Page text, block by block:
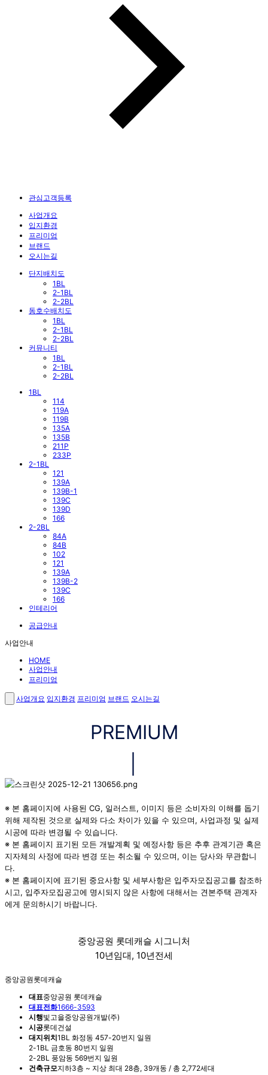
관심고객등록
사업개요
입지환경
프리미엄
브랜드
오시는길
단지배치도
1BL
2-1BL
2-2BL
동호수배치도
1BL
2-1BL
2-2BL
커뮤니티
1BL
2-1BL
2-2BL
1BL
114
119A
119B
135A
135B
211P
233P
2-1BL
121
139A
139B-1
139C
139D
166
2-2BL
84A
84B
102
121
139A
139B-2
139C
166
인테리어
공급안내
사업안내
HOME
사업안내
프리미엄
사업개요 입지환경 프리미엄 브랜드 오시는길
PREMIUM
※ 본 홈페이지에 사용된 CG, 일러스트, 이미지 등은 소비자의 이해를 돕기
위해 제작된 것으로 실제와 다소 차이가 있을 수 있으며, 사업과정 및 실제
시공에 따라 변경될 수 있습니다.
※ 본 홈페이지 표기된 모든 개발계획 및 예정사항 등은 추후 관계기관 혹은
지자체의 사정에 따라 변경 또는 취소될 수 있으며, 이는 당사와 무관합니
다.
※ 본 홈페이지에 표기된 중요사항 및 세부사항은 입주자모집공고를 참조하
시고, 입주자모집공고에 명시되지 않은 사항에 대해서는 견본주택 관계자
에게 문의하시기 바랍니다.
중앙공원 롯데캐슬 시그니처
10년임대, 10년전세
중앙공원롯데캐슬
대표중앙공원 롯데캐슬
대표전화1666-3593
시행빛고을중앙공원개발(주)
시공롯데건설
대지위치1BL 화정동 457-20번지 일원
2-1BL 금호동 80번지 일원
2-2BL 풍암동 569번지 일원
건축규모지하3층 ~ 지상 최대 28층, 39개동 / 총 2,772세대